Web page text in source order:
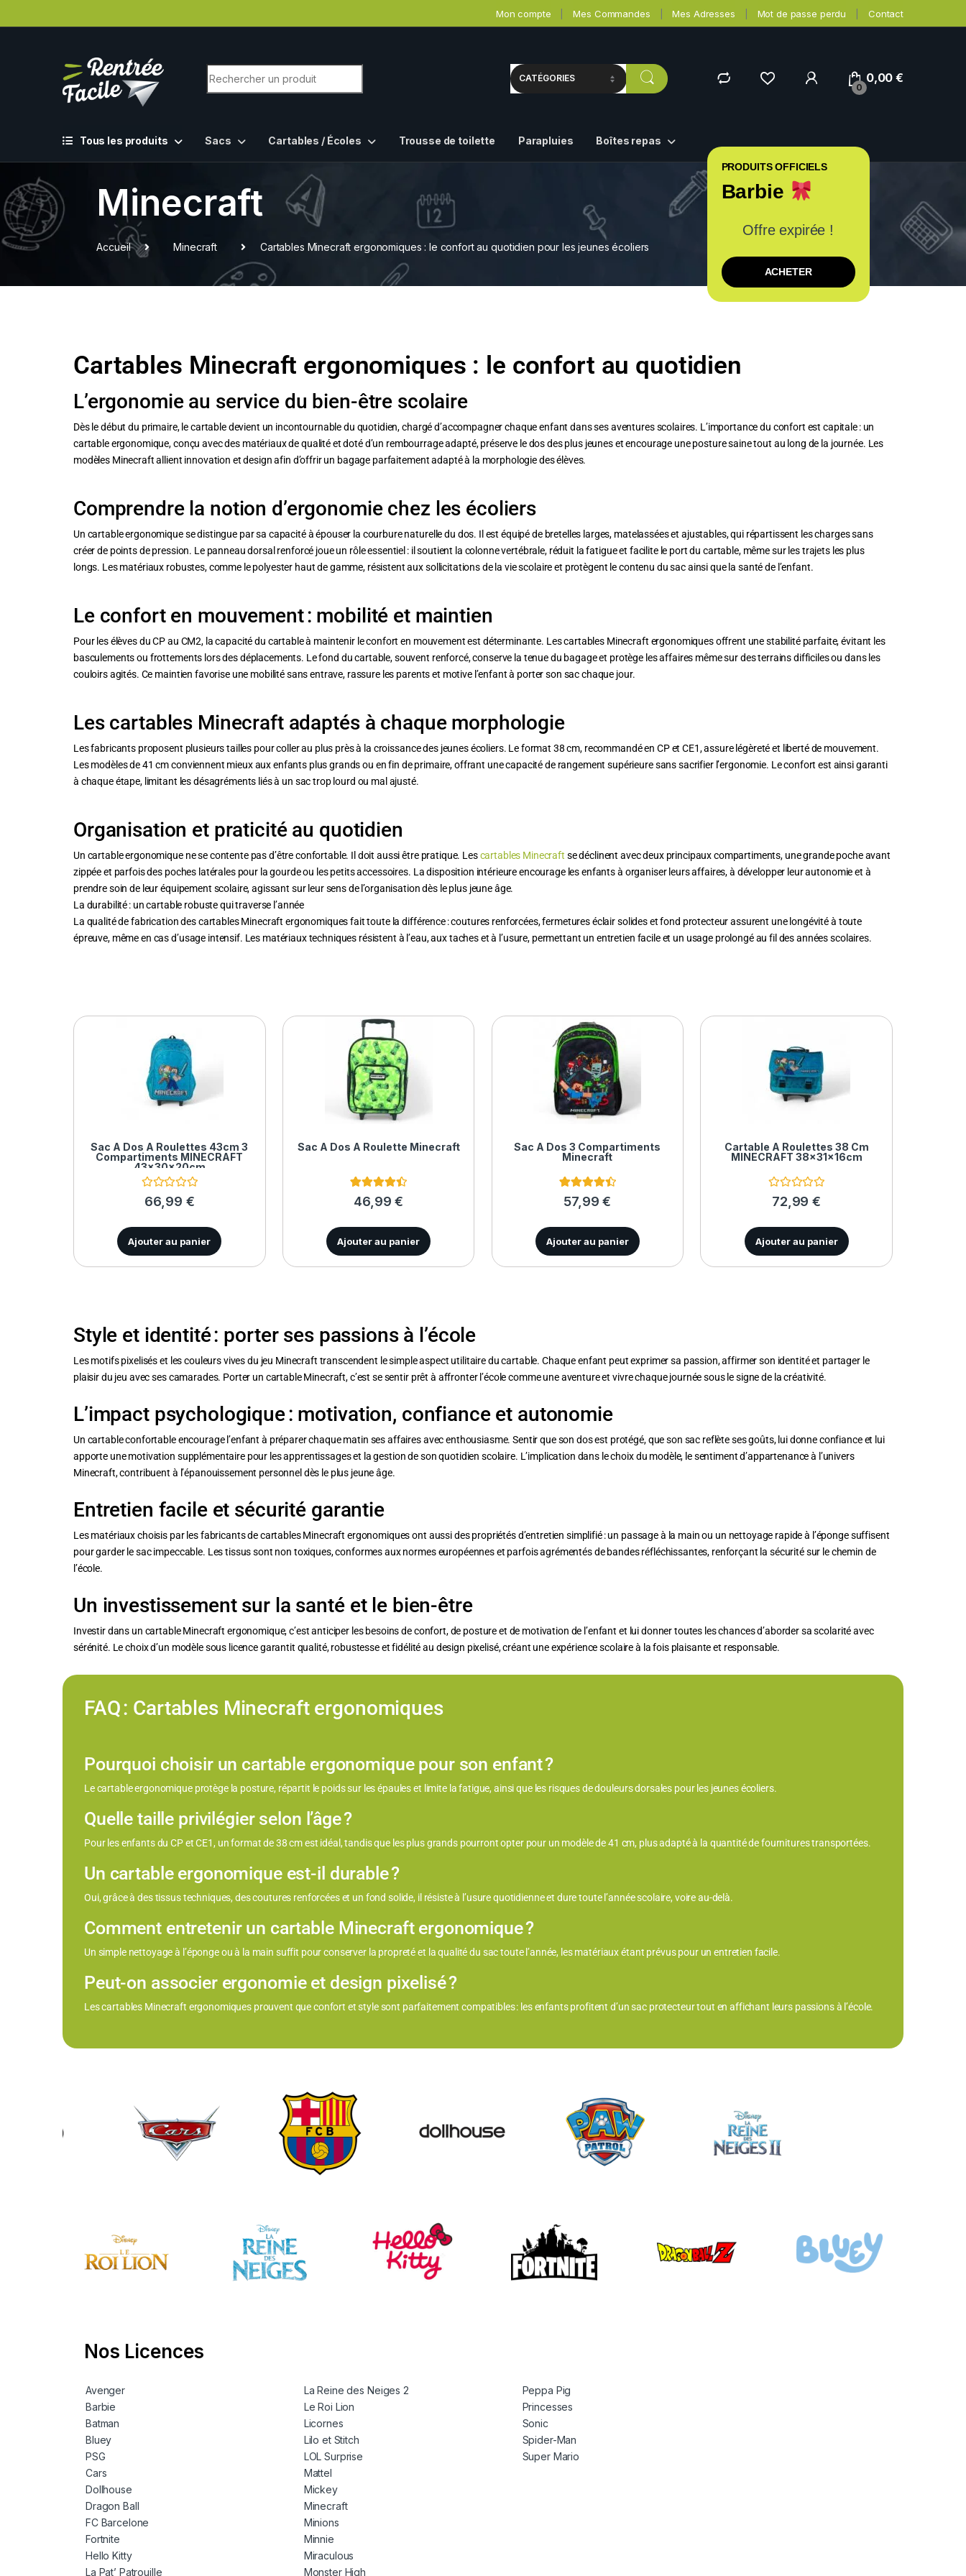
Mon compte Mes Commandes Mes Adresses Mot de passe perdu Contact
0
0,00€
Tous les produits Sacs Cartables / Écoles Trousse de toilette Parapluies Boîtes repas
Minecraft
Accueil Minecraft Cartables Minecraft ergonomiques : le confort au quotidien pour les jeunes écoliers
PRODUITS OFFICIELS
Barbie
Offre expirée !
ACHETER
Cartables Minecraft ergonomiques : le confort au quotidien
L’ergonomie au service du bien-être scolaire
Dès le début du primaire, le cartable devient un incontournable du quotidien, chargé d’accompagner chaque enfant dans ses aventures scolaires. L’importance du confort est capitale : un
cartable ergonomique, conçu avec des matériaux de qualité et doté d’un rembourrage adapté, préserve le dos des plus jeunes et encourage une posture saine tout au long de la journée. Les
modèles Minecraft allient innovation et design afin d’offrir un bagage parfaitement adapté à la morphologie des élèves.
Comprendre la notion d’ergonomie chez les écoliers
Un cartable ergonomique se distingue par sa capacité à épouser la courbure naturelle du dos. Il est équipé de bretelles larges, matelassées et ajustables, qui répartissent les charges sans
créer de points de pression. Le panneau dorsal renforcé joue un rôle essentiel : il soutient la colonne vertébrale, réduit la fatigue et facilite le port du cartable, même sur les trajets les plus
longs. Les matériaux robustes, comme le polyester haut de gamme, résistent aux sollicitations de la vie scolaire et protègent le contenu du sac ainsi que la santé de l’enfant.
Le confort en mouvement : mobilité et maintien
Pour les élèves du CP au CM2, la capacité du cartable à maintenir le confort en mouvement est déterminante. Les cartables Minecraft ergonomiques offrent une stabilité parfaite, évitant les
basculements ou frottements lors des déplacements. Le fond du cartable, souvent renforcé, conserve la tenue du bagage et protège les affaires même sur des terrains difficiles ou dans les
couloirs agités. Ce maintien favorise une mobilité sans entrave, rassure les parents et motive l’enfant à porter son sac chaque jour.
Les cartables Minecraft adaptés à chaque morphologie
Les fabricants proposent plusieurs tailles pour coller au plus près à la croissance des jeunes écoliers. Le format 38 cm, recommandé en CP et CE1, assure légèreté et liberté de mouvement.
Les modèles de 41 cm conviennent mieux aux enfants plus grands ou en fin de primaire, offrant une capacité de rangement supérieure sans sacrifier l’ergonomie. Le confort est ainsi garanti
à chaque étape, limitant les désagréments liés à un sac trop lourd ou mal ajusté.
Organisation et praticité au quotidien
Un cartable ergonomique ne se contente pas d’être confortable. Il doit aussi être pratique. Lescartables Minecraft se déclinent avec deux principaux compartiments, une grande poche avant
zippée et parfois des poches latérales pour la gourde ou les petits accessoires. La disposition intérieure encourage les enfants à organiser leurs affaires, à développer leur autonomie et à
prendre soin de leur équipement scolaire, agissant sur leur sens de l’organisation dès le plus jeune âge.
La durabilité : un cartable robuste qui traverse l’année
La qualité de fabrication des cartables Minecraft ergonomiques fait toute la différence : coutures renforcées, fermetures éclair solides et fond protecteur assurent une longévité à toute
épreuve, même en cas d’usage intensif. Les matériaux techniques résistent à l’eau, aux taches et à l’usure, permettant un entretien facile et un usage prolongé au fil des années scolaires.
Sac À Dos À Roulettes 43cm 3
Compartiments MINECRAFT
43x30x20cm
N
o
e
s
u
r
66,99 €
Ajouter au panier
Sac À Dos À Roulette Minecraft
Noté4.50
sur 5
notations
46,99€
Ajouter au panier
Sac À Dos 3 Compartiments
Minecraft
Noté4.50
sur 5
notations
57,99€
Ajouter au panier
Cartable À Roulettes 38 Cm
MINECRAFT 38x31x16cm
N
e
s
u
r
72,99€
Ajouter au panier
Style et identité : porter ses passions à l’école
Les motifs pixelisés et les couleurs vives du jeu Minecraft transcendent le simple aspect utilitaire du cartable. Chaque enfant peut exprimer sa passion, affirmer son identité et partager le
plaisir du jeu avec ses camarades. Porter un cartable Minecraft, c’est se sentir prêt à affronter l’école comme une aventure et vivre chaque journée sous le signe de la créativité.
L’impact psychologique : motivation, confiance et autonomie
Un cartable confortable encourage l’enfant à préparer chaque matin ses affaires avec enthousiasme. Sentir que son dos est protégé, que son sac reflète ses goûts, lui donne confiance et lui
apporte une motivation supplémentaire pour les apprentissages et la gestion de son quotidien scolaire. L’implication dans le choix du modèle, le sentiment d’appartenance à l’univers
Minecraft, contribuent à l’épanouissement personnel dès le plus jeune âge.
Entretien facile et sécurité garantie
Les matériaux choisis par les fabricants de cartables Minecraft ergonomiques ont aussi des propriétés d’entretien simplifié : un passage à la main ou un nettoyage rapide à l’éponge suffisent
pour garder le sac impeccable. Les tissus sont non toxiques, conformes aux normes européennes et parfois agrémentés de bandes réfléchissantes, renforçant la sécurité sur le chemin de
l’école.
Un investissement sur la santé et le bien-être
Investir dans un cartable Minecraft ergonomique, c’est anticiper les besoins de confort, de posture et de motivation de l’enfant et lui donner toutes les chances d’aborder sa scolarité avec
sérénité. Le choix d’un modèle sous licence garantit qualité, robustesse et fidélité au design pixelisé, créant une expérience scolaire à la fois plaisante et responsable.
FAQ : Cartables Minecraft ergonomiques
Pourquoi choisir un cartable ergonomique pour son enfant ?
Le cartable ergonomique protège la posture, répartit le poids sur les épaules et limite la fatigue, ainsi que les risques de douleurs dorsales pour les jeunes écoliers.
Quelle taille privilégier selon l’âge ?
Pour les enfants du CP et CE1, un format de 38 cm est idéal, tandis que les plus grands pourront opter pour un modèle de 41 cm, plus adapté à la quantité de fournitures transportées.
Un cartable ergonomique est-il durable ?
Oui, grâce à des tissus techniques, des coutures renforcées et un fond solide, il résiste à l’usure quotidienne et dure toute l’année scolaire, voire au-delà.
Comment entretenir un cartable Minecraft ergonomique ?
Un simple nettoyage à l’éponge ou à la main suffit pour conserver la propreté et la qualité du sac toute l’année, les matériaux étant prévus pour un entretien facile.
Peut-on associer ergonomie et design pixelisé ?
Les cartables Minecraft ergonomiques prouvent que confort et style sont parfaitement compatibles : les enfants profitent d’un sac protecteur tout en affichant leurs passions à l’école.
Nos Licences
Avenger
Barbie
Batman
Bluey
PSG
Cars
Dollhouse
Dragon Ball
FC Barcelone
Fortnite
Hello Kitty
La Pat’ Patrouille
La Reine des Neiges 2
Le Roi Lion
Licornes
Lilo et Stitch
LOL Surprise
Mattel
Mickey
Minecraft
Minions
Minnie
Miraculous
Monster High
Peppa Pig
Princesses
Sonic
Spider-Man
Super Mario